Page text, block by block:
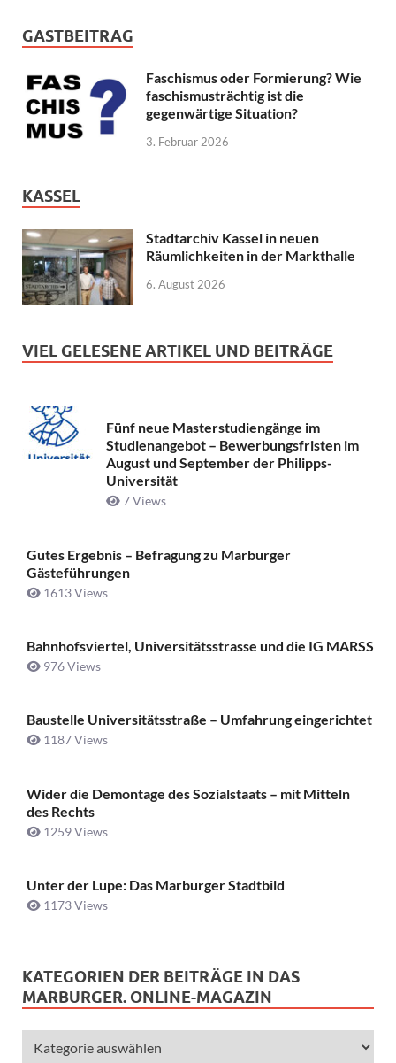
GASTBEITRAG
Faschismus oder Formierung? Wie
faschismusträchtig ist die
gegenwärtige Situation?
3. Februar 2026
KASSEL
Stadtarchiv Kassel in neuen
Räumlichkeiten in der Markthalle
6. August 2026
VIEL GELESENE ARTIKEL UND BEITRÄGE
Fünf neue Masterstudiengänge im
Studienangebot – Bewerbungsfristen im
August und September der Philipps-
Universität
7 Views
Gutes Ergebnis – Befragung zu Marburger
Gästeführungen
1613 Views
Bahnhofsviertel, Universitätsstrasse und die IG MARSS
976 Views
Baustelle Universitätsstraße ­– Umfahrung eingerichtet
1187 Views
Wider die Demontage des Sozialstaats – mit Mitteln
des Rechts
1259 Views
Unter der Lupe: Das Marburger Stadtbild
1173 Views
KATEGORIEN DER BEITRÄGE IN DAS
MARBURGER. ONLINE-MAGAZIN